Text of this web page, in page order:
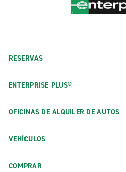
RESERVAS
ENTERPRISE PLUS®
OFICINAS DE ALQUILER DE AUTOS
VEHÍCULOS
COMPRAR